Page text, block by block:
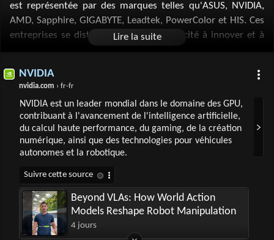
est représentée par des marques telles qu'ASUS, NVIDIA,
AMD, Sapphire, GIGABYTE, Leadtek, PowerColor et HIS. Ces
entreprises se distinguent par leur capacité à innover et à
Radeon RX d'AMD aux solutions GeForce et Quadro de
pointe et une efficacité énergétique accrue. Chaque marque
contribue à l'évolution technologique en matière de rendu
graphique, que ce soit pour le gaming, la création
numérique ou les applications professionnelles.
NVIDIA
nvidia.com › fr-fr
NVIDIA est un leader mondial dans le domaine des GPU,
contribuant à l'avancement de l'intelligence artificielle,
du calcul haute performance, du gaming, de la création
numérique, ainsi que des technologies pour véhicules
autonomes et la robotique.
Beyond VLAs: How World Action
Models Reshape Robot Manipulation
4 jours